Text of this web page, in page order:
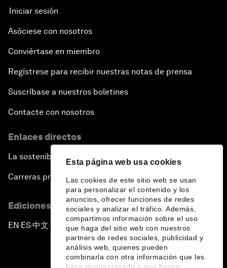
Esta página web usa cookies
Las cookies de este sitio web se usan
para personalizar el contenido y los
anuncios, ofrecer funciones de redes
sociales y analizar el tráfico. Además,
compartimos información sobre el uso
que haga del sitio web con nuestros
partners de redes sociales, publicidad y
análisis web, quienes pueden
combinarla con otra información que les
Iniciar sesión
Asóciese con nosotros
Conviértase en miembro
Regístrese para recibir nuestras notas de prensa
Suscríbase a nuestros boletines
Contacte con nosotros
Enlaces directos
La sostenibilidad en el Foro
Carreras profesionales
Ediciones en otros idiomas
EN ▪ ES▪中文▪ 日本語